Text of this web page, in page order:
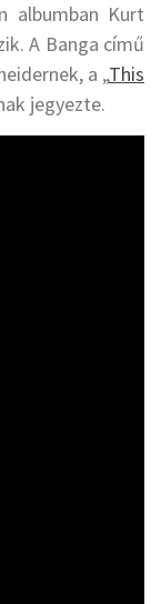
albumban Kurt
A Banga című
a „This
jegyezte.